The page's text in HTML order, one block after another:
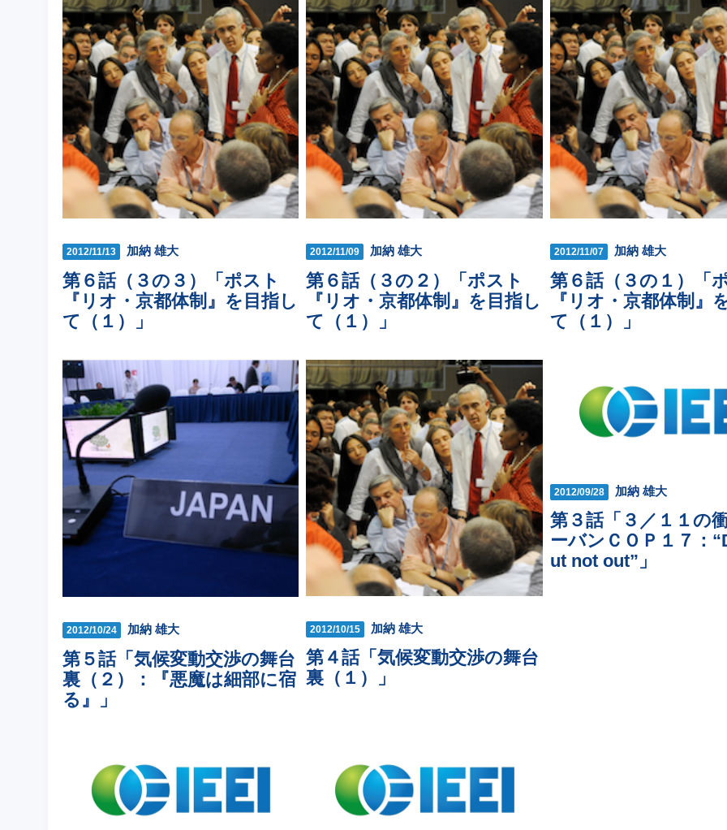
2012/11/13 加納 雄大
第６話（３の３）「ポスト
『リオ・京都体制』を目指し
て（１）」
2012/11/09 加納 雄大
第６話（３の２）「ポスト
『リオ・京都体制』を目指し
て（１）」
2012/11/07 加納 雄大
第６話（３の１）「
『リオ・京都体制』
て（１）」
2012/10/24 加納 雄大
第５話「気候変動交渉の舞台
裏（２）：『悪魔は細部に宿
る』」
2012/10/15 加納 雄大
第４話「気候変動交渉の舞台
裏（１）」
2012/09/28 加納 雄大
第３話「３／１１の
ーバンＣＯＰ１７：
ut not out”」